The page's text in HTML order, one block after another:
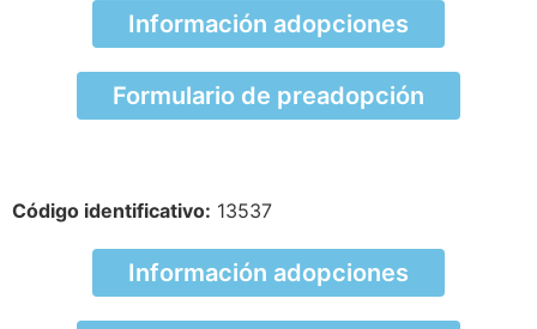
Información adopciones
Formulario de preadopción
Código identificativo: 13537
Información adopciones